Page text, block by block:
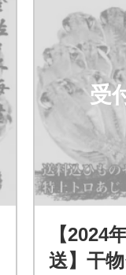
受
【2024
送】干